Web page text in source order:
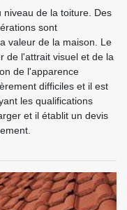
niveau de la toiture. Des
sont
valeur de la maison. Le
de l'attrait visuel et de la
de l'apparence
difficiles et il est
les qualifications
et il établit un devis